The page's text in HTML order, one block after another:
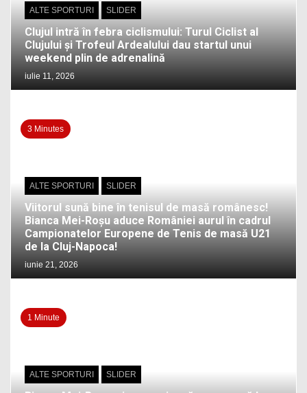
ALTE SPORTURI SLIDER
Clujul intră în febra ciclismului: Turul Ciclist al
Clujului și Trofeul Ardealului dau startul unui
weekend plin de adrenalină
iulie 11, 2026
3 Minutes
ALTE SPORTURI SLIDER
Viitorul sună bine în tenisul de masă românesc!
Bianca Mei-Roșu aduce României aurul în cadrul
Campionatelor Europene de Tenis de masă U21
de la Cluj-Napoca!
iunie 21, 2026
1 Minute
ALTE SPORTURI SLIDER